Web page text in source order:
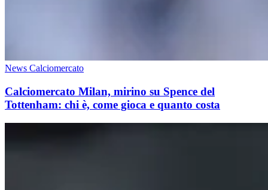
News Calciomercato
Calciomercato Milan, mirino su Spence del
Tottenham: chi è, come gioca e quanto costa